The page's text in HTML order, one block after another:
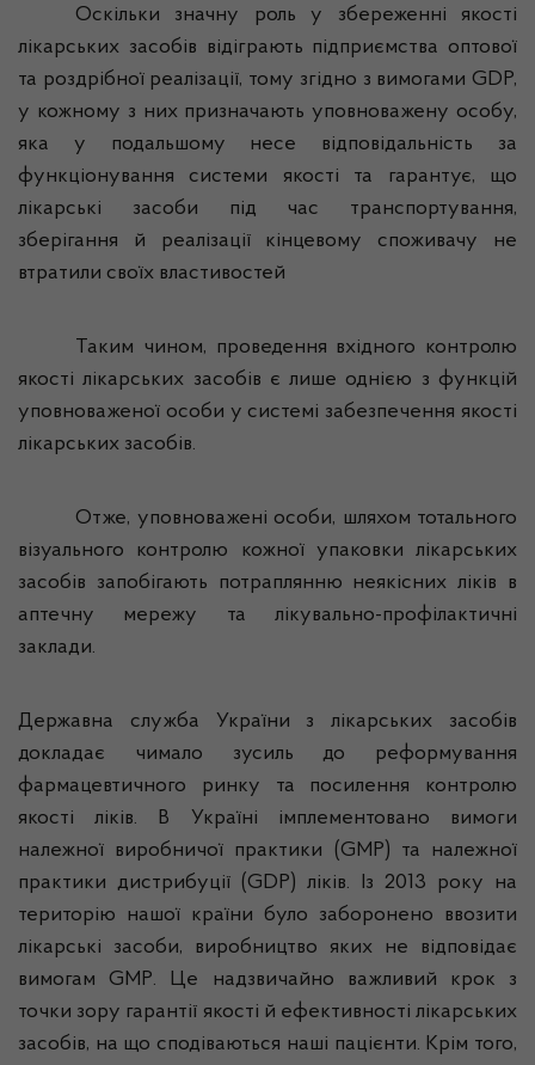
Оскільки значну роль у збереженні якості
лікарських засобів відіграють підприємства оптової
та роздрібної реалізації, тому згідно з вимогами GDP,
у кожному з них призначають уповноважену особу,
яка у подальшому несе відповідальність за
функціонування системи якості та гарантує, що
лікарські засоби під час транспортування,
зберігання й реалізації кінцевому споживачу не
втратили своїх властивостей
Таким чином, проведення вхідного контролю
якості лікарських засобів є лише однією з функцій
уповноваженої особи у системі забезпечення якості
лікарських засобів.
Отже, уповноважені особи, шляхом тотального
візуального контролю кожної упаковки лікарських
засобів запобігають потраплянню неякісних ліків в
аптечну мережу та лікувально-профілактичні
заклади.
Державна служба України з лікарських засобів
докладає чимало зусиль до реформування
фармацевтичного ринку та посилення контролю
якості ліків. В Україні імплементовано вимоги
належної виробничої практики (GMP) та належної
практики дистрибуції (GDP) ліків. Із 2013 року на
територію нашої країни було заборонено ввозити
лікарські засоби, виробництво яких не відповідає
вимогам GMP. Це надзвичайно важливий крок з
точки зору гарантії якості й ефективності лікарських
засобів, на що сподіваються наші пацієнти. Крім того,